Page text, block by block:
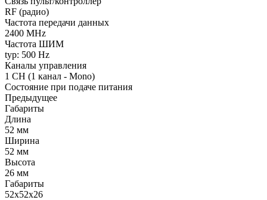
RF (радио)
Частота передачи данных
2400 MHz
Частота ШИМ
typ: 500 Hz
Каналы управления
1 CH (1 канал - Mono)
Состояние при подаче питания
Предыдущее
Габариты
Длина
52 мм
Ширина
52 мм
Высота
26 мм
Габариты
52x52x26